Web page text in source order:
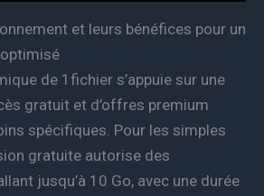
et leurs bénéfices pour un
de 1fichier s’appuie sur une
gratuit et d’offres premium
spécifiques. Pour les simples
gratuite autorise des
jusqu’à 10 Go, avec une durée